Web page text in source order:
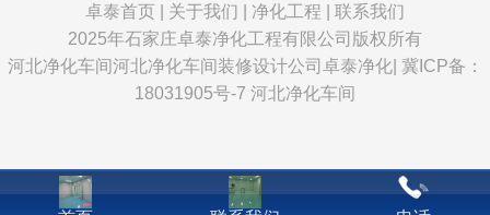
卓泰首页 关于我们 净化工程
联系我们
2025年石家庄卓泰净化工程有限公司版权所有
河北净化车间河北净化车间装修设计公司卓泰净化| 冀ICP备：
18031905号-7 河北净化车间